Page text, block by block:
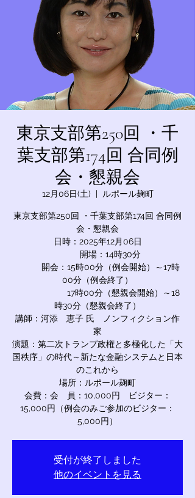
東京支部第250回 ・千
葉支部第174回 合同例
会・懇親会
12月06日(土)
  |
ルポール麹町
東京支部第250回 ・千葉支部第174回 合同例
会・懇親会
日時：2025年12月06日
開場：14時30分
開会：15時00分（例会開始）～17時
00分（例会終了）
17時00分（懇親会開始）～18
時30分（懇親会終了）
講師：河添 恵子 氏 ノンフィクション作
家
演題：第二次トランプ政権と多極化した「大
国秩序」の時代～新たな金融システムと日本
のこれから
場所：ルポール麹町
会費：会 員：10,000円 ビジター：
15,000円（例会のみご参加のビジター：
5,000円）
受付が終了しました
他のイベントを見る